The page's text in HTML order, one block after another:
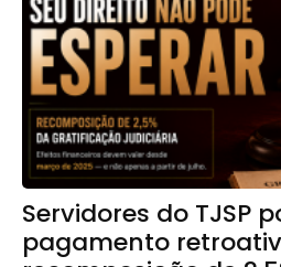
Servidores do TJSP
pagamento